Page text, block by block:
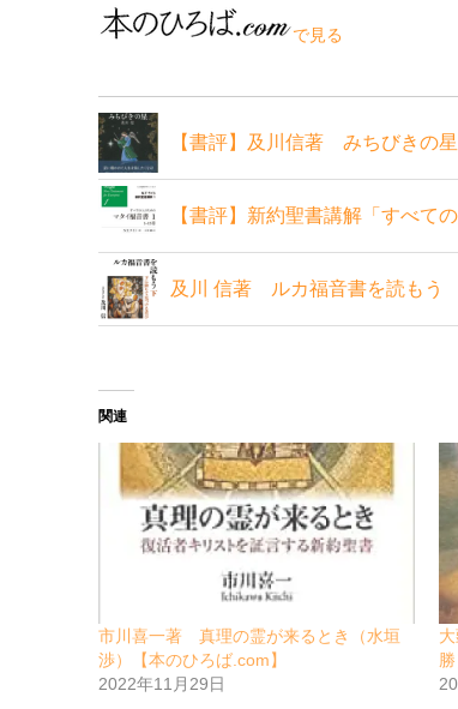
で見る
【書評】及川信著 みちびきの星
【書評】新約聖書講解「すべて
及川 信著 ルカ福音書を読もう
関連
市川喜一著 真理の霊が来るとき（水垣
渉）【本のひろば.com】
2022年11月29日